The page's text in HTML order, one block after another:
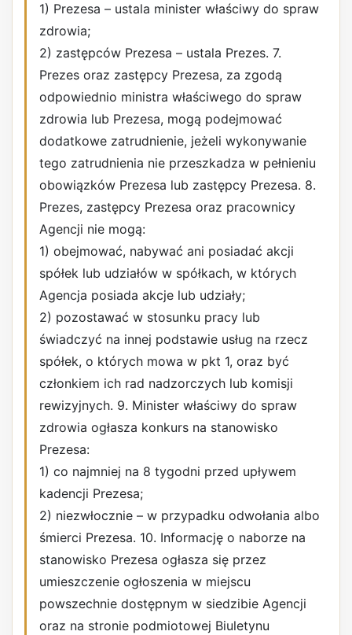
1) Prezesa – ustala minister właściwy do spraw
zdrowia;
2) zastępców Prezesa – ustala Prezes. 7.
Prezes oraz zastępcy Prezesa, za zgodą
odpowiednio ministra właściwego do spraw
zdrowia lub Prezesa, mogą podejmować
dodatkowe zatrudnienie, jeżeli wykonywanie
tego zatrudnienia nie przeszkadza w pełnieniu
obowiązków Prezesa lub zastępcy Prezesa. 8.
Prezes, zastępcy Prezesa oraz pracownicy
Agencji nie mogą:
1) obejmować, nabywać ani posiadać akcji
spółek lub udziałów w spółkach, w których
Agencja posiada akcje lub udziały;
2) pozostawać w stosunku pracy lub
świadczyć na innej podstawie usług na rzecz
spółek, o których mowa w pkt 1, oraz być
członkiem ich rad nadzorczych lub komisji
rewizyjnych. 9. Minister właściwy do spraw
zdrowia ogłasza konkurs na stanowisko
Prezesa:
1) co najmniej na 8 tygodni przed upływem
kadencji Prezesa;
2) niezwłocznie – w przypadku odwołania albo
śmierci Prezesa. 10. Informację o naborze na
stanowisko Prezesa ogłasza się przez
umieszczenie ogłoszenia w miejscu
powszechnie dostępnym w siedzibie Agencji
oraz na stronie podmiotowej Biuletynu